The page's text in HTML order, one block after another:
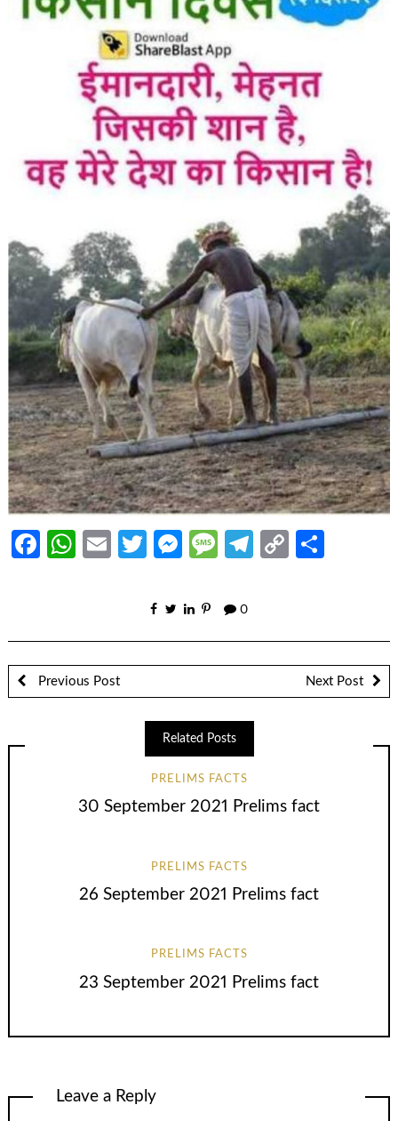
Facebook
WhatsApp
EmailTwitter
Messenger
Message
Telegram
Copy
0
Previous Post Next Post
Related Posts
PRELIMS FACTS
30 September 2021 Prelims fact
PRELIMS FACTS
26 September 2021 Prelims fact
PRELIMS FACTS
23 September 2021 Prelims fact
Leave a Reply